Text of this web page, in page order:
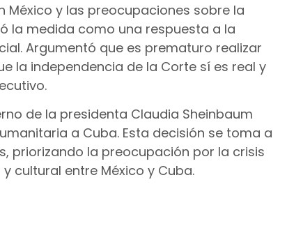
México y las preocupaciones sobre la
la medida como una respuesta a la
Argumentó que es prematuro realizar
la independencia de la Corte sí es real y
de la presidenta Claudia Sheinbaum
a Cuba. Esta decisión se toma a
priorizando la preocupación por la crisis
cultural entre México y Cuba.